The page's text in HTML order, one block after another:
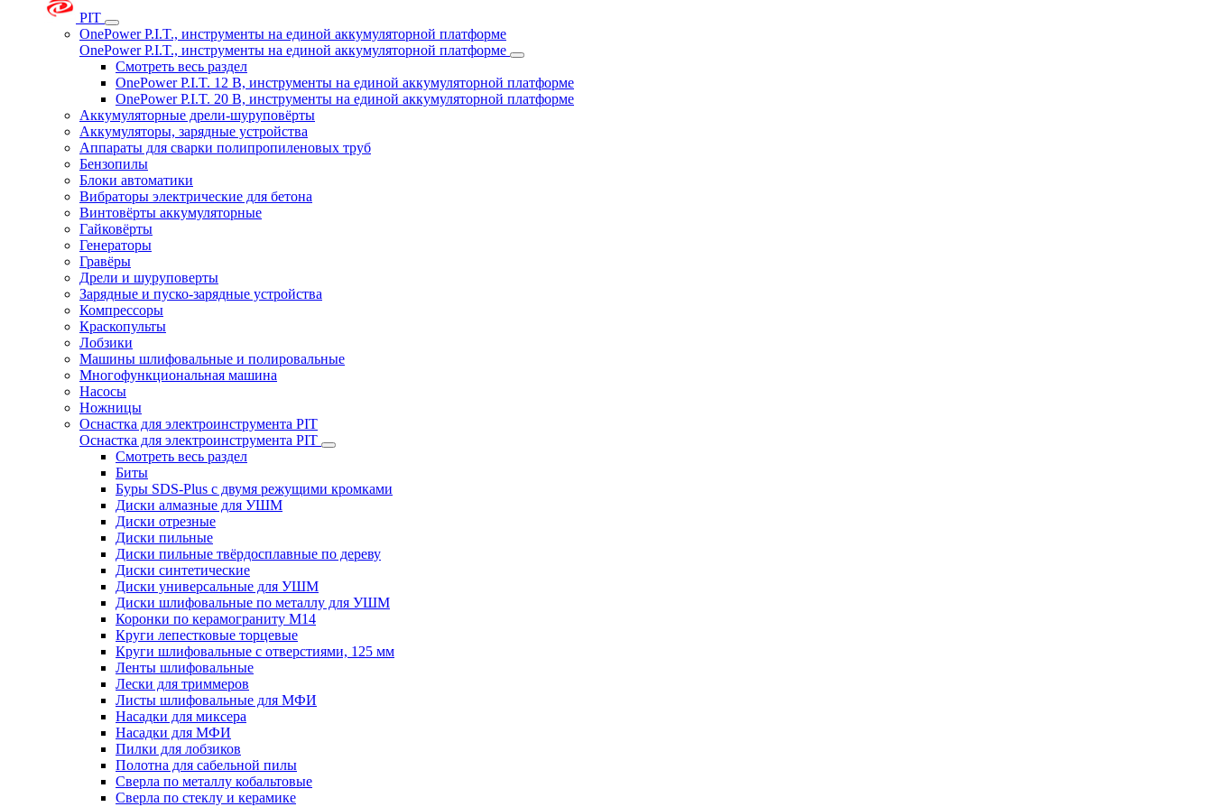
PIT
OnePower P.I.T., инструменты на единой аккумуляторной платформе
OnePower P.I.T., инструменты на единой аккумуляторной платформе
Смотреть весь раздел
OnePower P.I.T. 12 В, инструменты на единой аккумуляторной платформе
OnePower P.I.T. 20 В, инструменты на единой аккумуляторной платформе
Аккумуляторные дрели-шуруповёрты
Аккумуляторы, зарядные устройства
Аппараты для сварки полипропиленовых труб
Бензопилы
Блоки автоматики
Вибраторы электрические для бетона
Винтовёрты аккумуляторные
Гайковёрты
Генераторы
Гравёры
Дрели и шуруповерты
Зарядные и пуско-зарядные устройства
Компрессоры
Краскопульты
Лобзики
Машины шлифовальные и полировальные
Многофункциональная машина
Насосы
Ножницы
Оснастка для электроинструмента PIT
Оснастка для электроинструмента PIT
Смотреть весь раздел
Биты
Буры SDS-Plus c двумя режущими кромками
Диски алмазные для УШМ
Диски отрезные
Диски пильные
Диски пильные твёрдосплавные по дереву
Диски синтетические
Диски универсальные для УШМ
Диски шлифовальные по металлу для УШМ
Коронки по керамограниту M14
Круги лепестковые торцевые
Круги шлифовальные с отверстиями, 125 мм
Ленты шлифовальные
Лески для триммеров
Листы шлифовальные для МФИ
Насадки для миксера
Насадки для МФИ
Пилки для лобзиков
Полотна для сабельной пилы
Сверла по металлу кобальтовые
Сверла по стеклу и керамике